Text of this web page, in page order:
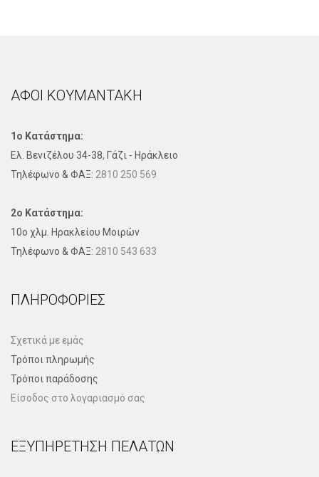
ΑΦΟΙ ΚΟΥΜΑΝΤΑΚΗ
1ο Κατάστημα:
Ελ. Βενιζέλου 34-38, Γάζι - Ηράκλειο
Τηλέφωνo & ΦΑΞ: 2810 250 569
2ο Κατάστημα:
10ο χλμ. Ηρακλείου Μοιρών
Τηλέφωνo & ΦΑΞ: 2810 543 633
ΠΛΗΡΟΦΟΡΊΕΣ
Σχετικά με εμάς
Τρόποι πληρωμής
Τρόποι παράδοσης
Είσοδος στο λογαριασμό σας
ΕΞΥΠΗΡΈΤΗΣΗ ΠΕΛΑΤΏΝ